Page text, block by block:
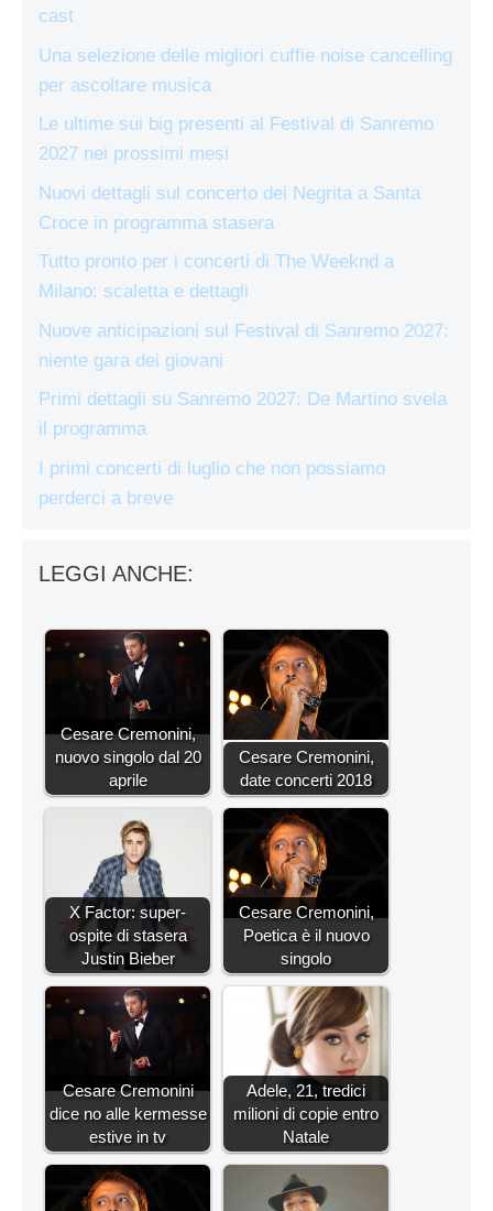
cast
Una selezione delle migliori cuffie noise cancelling
per ascoltare musica
Le ultime sui big presenti al Festival di Sanremo
2027 nei prossimi mesi
Nuovi dettagli sul concerto dei Negrita a Santa
Croce in programma stasera
Tutto pronto per i concerti di The Weeknd a
Milano: scaletta e dettagli
Nuove anticipazioni sul Festival di Sanremo 2027:
niente gara dei giovani
Primi dettagli su Sanremo 2027: De Martino svela
il programma
I primi concerti di luglio che non possiamo
perderci a breve
LEGGI ANCHE:
Cesare Cremonini,
nuovo singolo dal 20
aprile
Cesare Cremonini,
date concerti 2018
X Factor: super-
ospite di stasera
Justin Bieber
Cesare Cremonini,
Poetica è il nuovo
singolo
Cesare Cremonini
dice no alle kermesse
estive in tv
Adele, 21, tredici
milioni di copie entro
Natale